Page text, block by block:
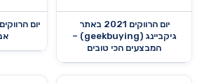
יום הרווקים 2021 באתר
גיקביינג (geekbuying) –
המבצעים הכי טובים